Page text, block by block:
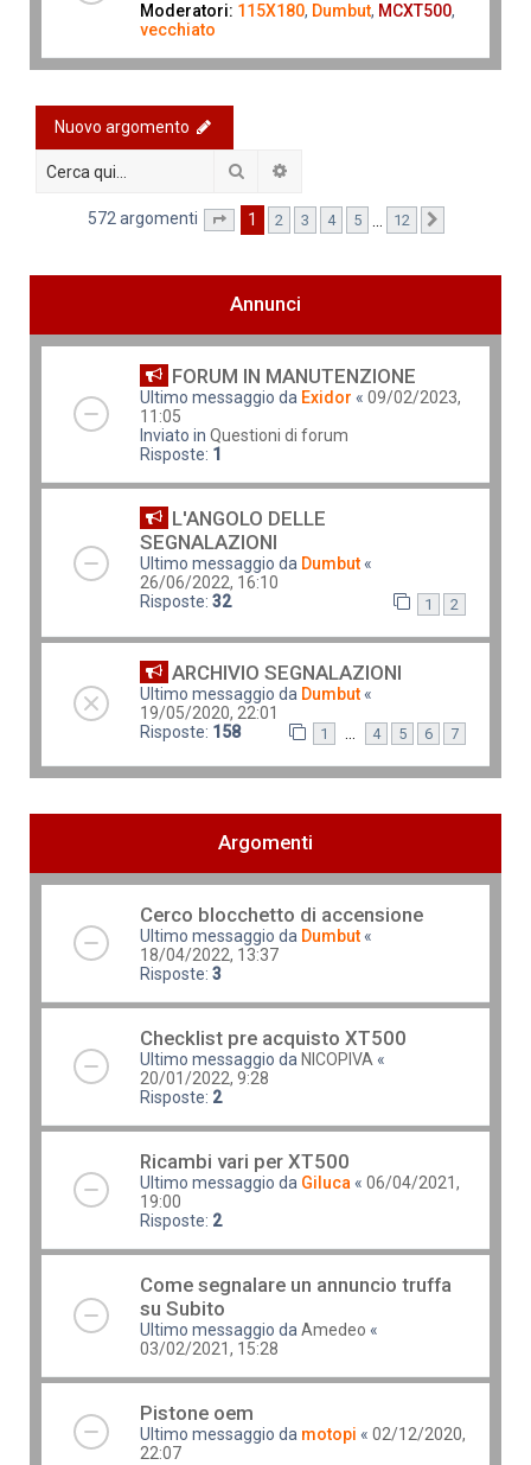
Moderatori: 115X180, Dumbut, MCXT500,
vecchiato
Nuovo argomento
Cerca
572 argomenti Pagina1 di12
1 2 3 4 5 12
Annunci
FORUM IN MANUTENZIONE
Ultimo messaggio da Exidor « 09/02/2023,
11:05
Inviato in Questioni di forum
Risposte: 1
L'ANGOLO DELLE
SEGNALAZIONI
Ultimo messaggio da Dumbut «
26/06/2022, 16:10
Risposte: 32 1 2
ARCHIVIO SEGNALAZIONI
Ultimo messaggio da Dumbut «
19/05/2020, 22:01
Risposte: 158 1 4 5 6 7
Argomenti
Cerco blocchetto di accensione
Ultimo messaggio da Dumbut «
18/04/2022, 13:37
Risposte: 3
Checklist pre acquisto XT500
Ultimo messaggio da NICOPIVA «
20/01/2022, 9:28
Risposte: 2
Ricambi vari per XT500
Ultimo messaggio da Giluca « 06/04/2021,
19:00
Risposte: 2
Come segnalare un annuncio truffa
su Subito
Ultimo messaggio da Amedeo «
03/02/2021, 15:28
Pistone oem
Ultimo messaggio da motopi « 02/12/2020,
22:07